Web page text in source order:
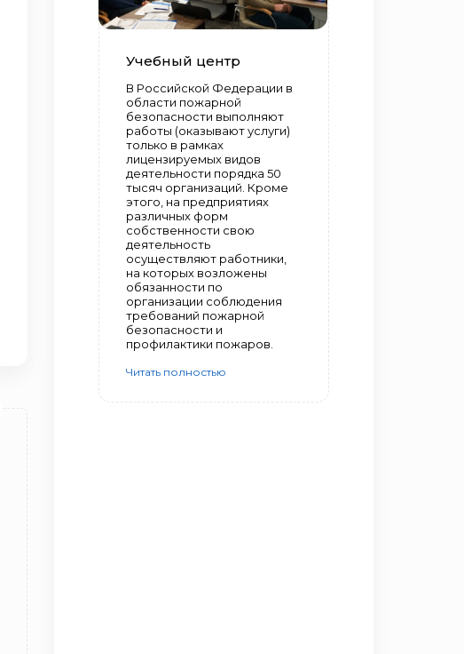
Учебный центр
В Российской Федерации в
области пожарной
безопасности выполняют
работы (оказывают услуги)
только в рамках
лицензируемых видов
деятельности порядка 50
тысяч организаций. Кроме
этого, на предприятиях
различных форм
собственности свою
деятельность
осуществляют работники,
на которых возложены
обязанности по
организации соблюдения
требований пожарной
безопасности и
профилактики пожаров.
Читать полностью